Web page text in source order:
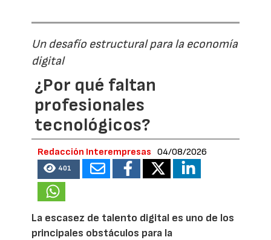
Un desafío estructural para la economía
digital
¿Por qué faltan
profesionales
tecnológicos?
Redacción Interempresas 04/08/2026
401
La escasez de talento digital es uno de los
principales obstáculos para la